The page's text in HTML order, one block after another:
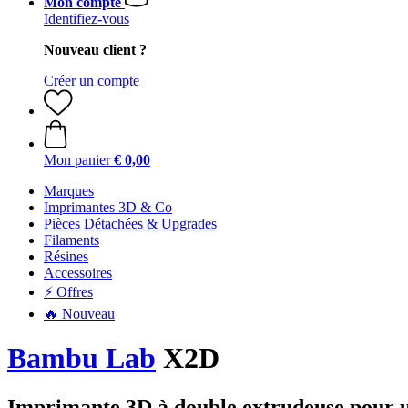
Identifiez-vous
Nouveau client ?
Créer un compte
Mon panier € 0,00
Marques
Imprimantes 3D & Co
Pièces Détachées & Upgrades
Filaments
Résines
Accessoires
⚡ Offres
🔥 Nouveau
Bambu Lab X2D